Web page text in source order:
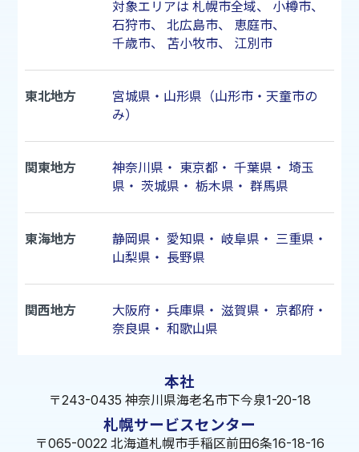
対象エリアは 札幌市全域、 小樽市、
石狩市、 北広島市、 恵庭市、
千歳市、 苫小牧市、 江別市
東北地方
宮城県・山形県（山形市・天童市の
み）
関東地方 神奈川県 ・ 東京都・ 千葉県 ・ 埼玉
県 ・ 茨城県 ・ 栃木県 ・ 群馬県
東海地方 静岡県 ・ 愛知県 ・ 岐阜県 ・ 三重県 ・
山梨県 ・ 長野県
関西地方 大阪府 ・ 兵庫県 ・ 滋賀県 ・ 京都府 ・
奈良県 ・ 和歌山県
本社
〒243-0435 神奈川県海老名市下今泉1-20-18
札幌サービスセンター
〒065-0022 北海道札幌市手稲区前田6条16-18-16